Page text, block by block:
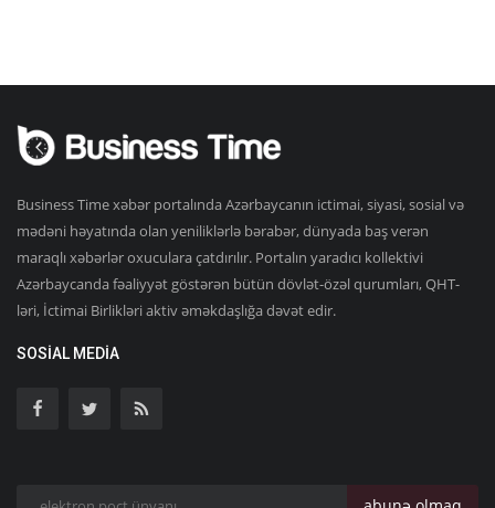
Business Time xəbər portalında Azərbaycanın ictimai, siyasi, sosial və
mədəni həyatında olan yeniliklərlə bərabər, dünyada baş verən
maraqlı xəbərlər oxuculara çatdırılır. Portalın yaradıcı kollektivi
Azərbaycanda fəaliyyət göstərən bütün dövlət-özəl qurumları, QHT-
ləri, İctimai Birlikləri aktiv əməkdaşlığa dəvət edir.
SOSIAL MEDIA